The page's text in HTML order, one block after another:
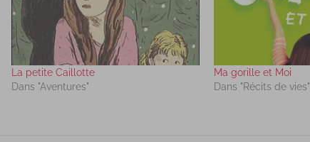
La petite Caillotte
Dans "Aventures"
Ma gorille et Moi
Dans "Récits de vies"